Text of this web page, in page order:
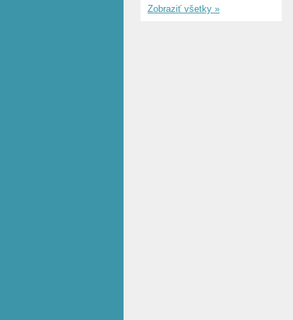
Zobraziť všetky »